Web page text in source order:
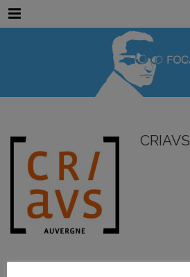
Menu
CRIAVS